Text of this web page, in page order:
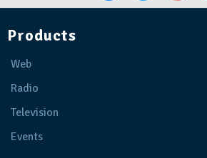
Products
Web
Radio
Television
Events